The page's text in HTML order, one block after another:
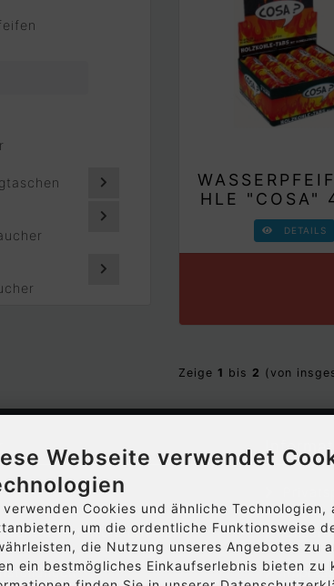
HLE "COSA"
DETAILS
Zeige 1 bis 2 (von
& Widerrufsformular Unsere
Webseite verwendet
verwenden Cookies und ähnliche Technologien,
um die ordentliche Funktionsweise
die Nutzung unseres Angebotes zu
ein bestmögliches Einkaufserlebnis bieten zu